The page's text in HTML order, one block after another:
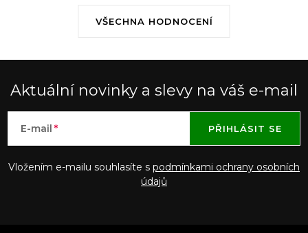
VŠECHNA HODNOCENÍ
Aktuální novinky a slevy na váš e-mail
E-mail
Vložením e-mailu souhlasíte s podmínkami ochrany osobních
údajů
PŘIHLÁSIT SE